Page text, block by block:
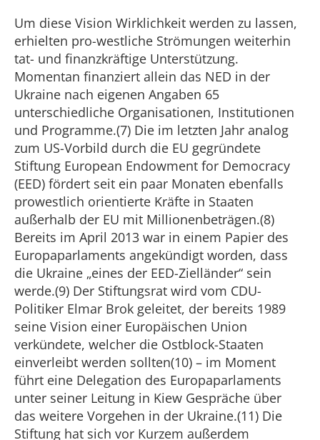
Um diese Vision Wirklichkeit werden zu lassen,
erhielten pro-westliche Strömungen weiterhin
tat- und finanzkräftige Unterstützung.
Momentan finanziert allein das NED in der
Ukraine nach eigenen Angaben 65
unterschiedliche Organisationen, Institutionen
und Programme.(7) Die im letzten Jahr analog
zum US-Vorbild durch die EU gegründete
Stiftung European Endowment for Democracy
(EED) fördert seit ein paar Monaten ebenfalls
prowestlich orientierte Kräfte in Staaten
außerhalb der EU mit Millionenbeträgen.(8)
Bereits im April 2013 war in einem Papier des
Europaparlaments angekündigt worden, dass
die Ukraine „eines der EED-Zielländer“ sein
werde.(9) Der Stiftungsrat wird vom CDU-
Politiker Elmar Brok geleitet, der bereits 1989
seine Vision einer Europäischen Union
verkündete, welcher die Ostblock-Staaten
einverleibt werden sollten(10) – im Moment
führt eine Delegation des Europaparlaments
unter seiner Leitung in Kiew Gespräche über
das weitere Vorgehen in der Ukraine.(11) Die
Stiftung hat sich vor Kurzem außerdem